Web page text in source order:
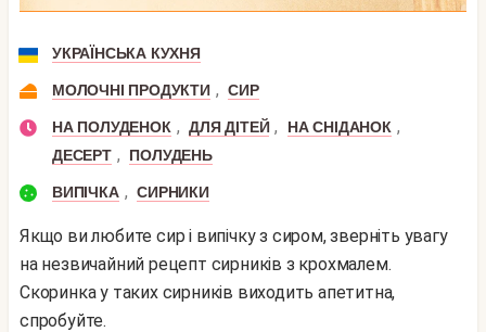
УКРАЇНСЬКА КУХНЯ
МОЛОЧНІ ПРОДУКТИ , СИР
НА ПОЛУДЕНОК , ДЛЯ ДІТЕЙ , НА СНІДАНОК ,
ДЕСЕРТ , ПОЛУДЕНЬ
ВИПІЧКА , СИРНИКИ
Якщо ви любите сир і випічку з сиром, зверніть увагу
на незвичайний рецепт сирників з крохмалем.
Скоринка у таких сирників виходить апетитна,
спробуйте.